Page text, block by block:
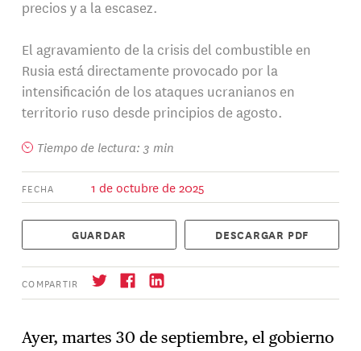
precios y a la escasez.
El agravamiento de la crisis del combustible en
Rusia está directamente provocado por la
intensificación de los ataques ucranianos en
territorio ruso desde principios de agosto.
Tiempo de lectura: 3 min
FECHA 1 de octubre de 2025
GUARDAR DESCARGAR PDF
COMPARTIR
Ayer, martes 30 de septiembre, el gobierno